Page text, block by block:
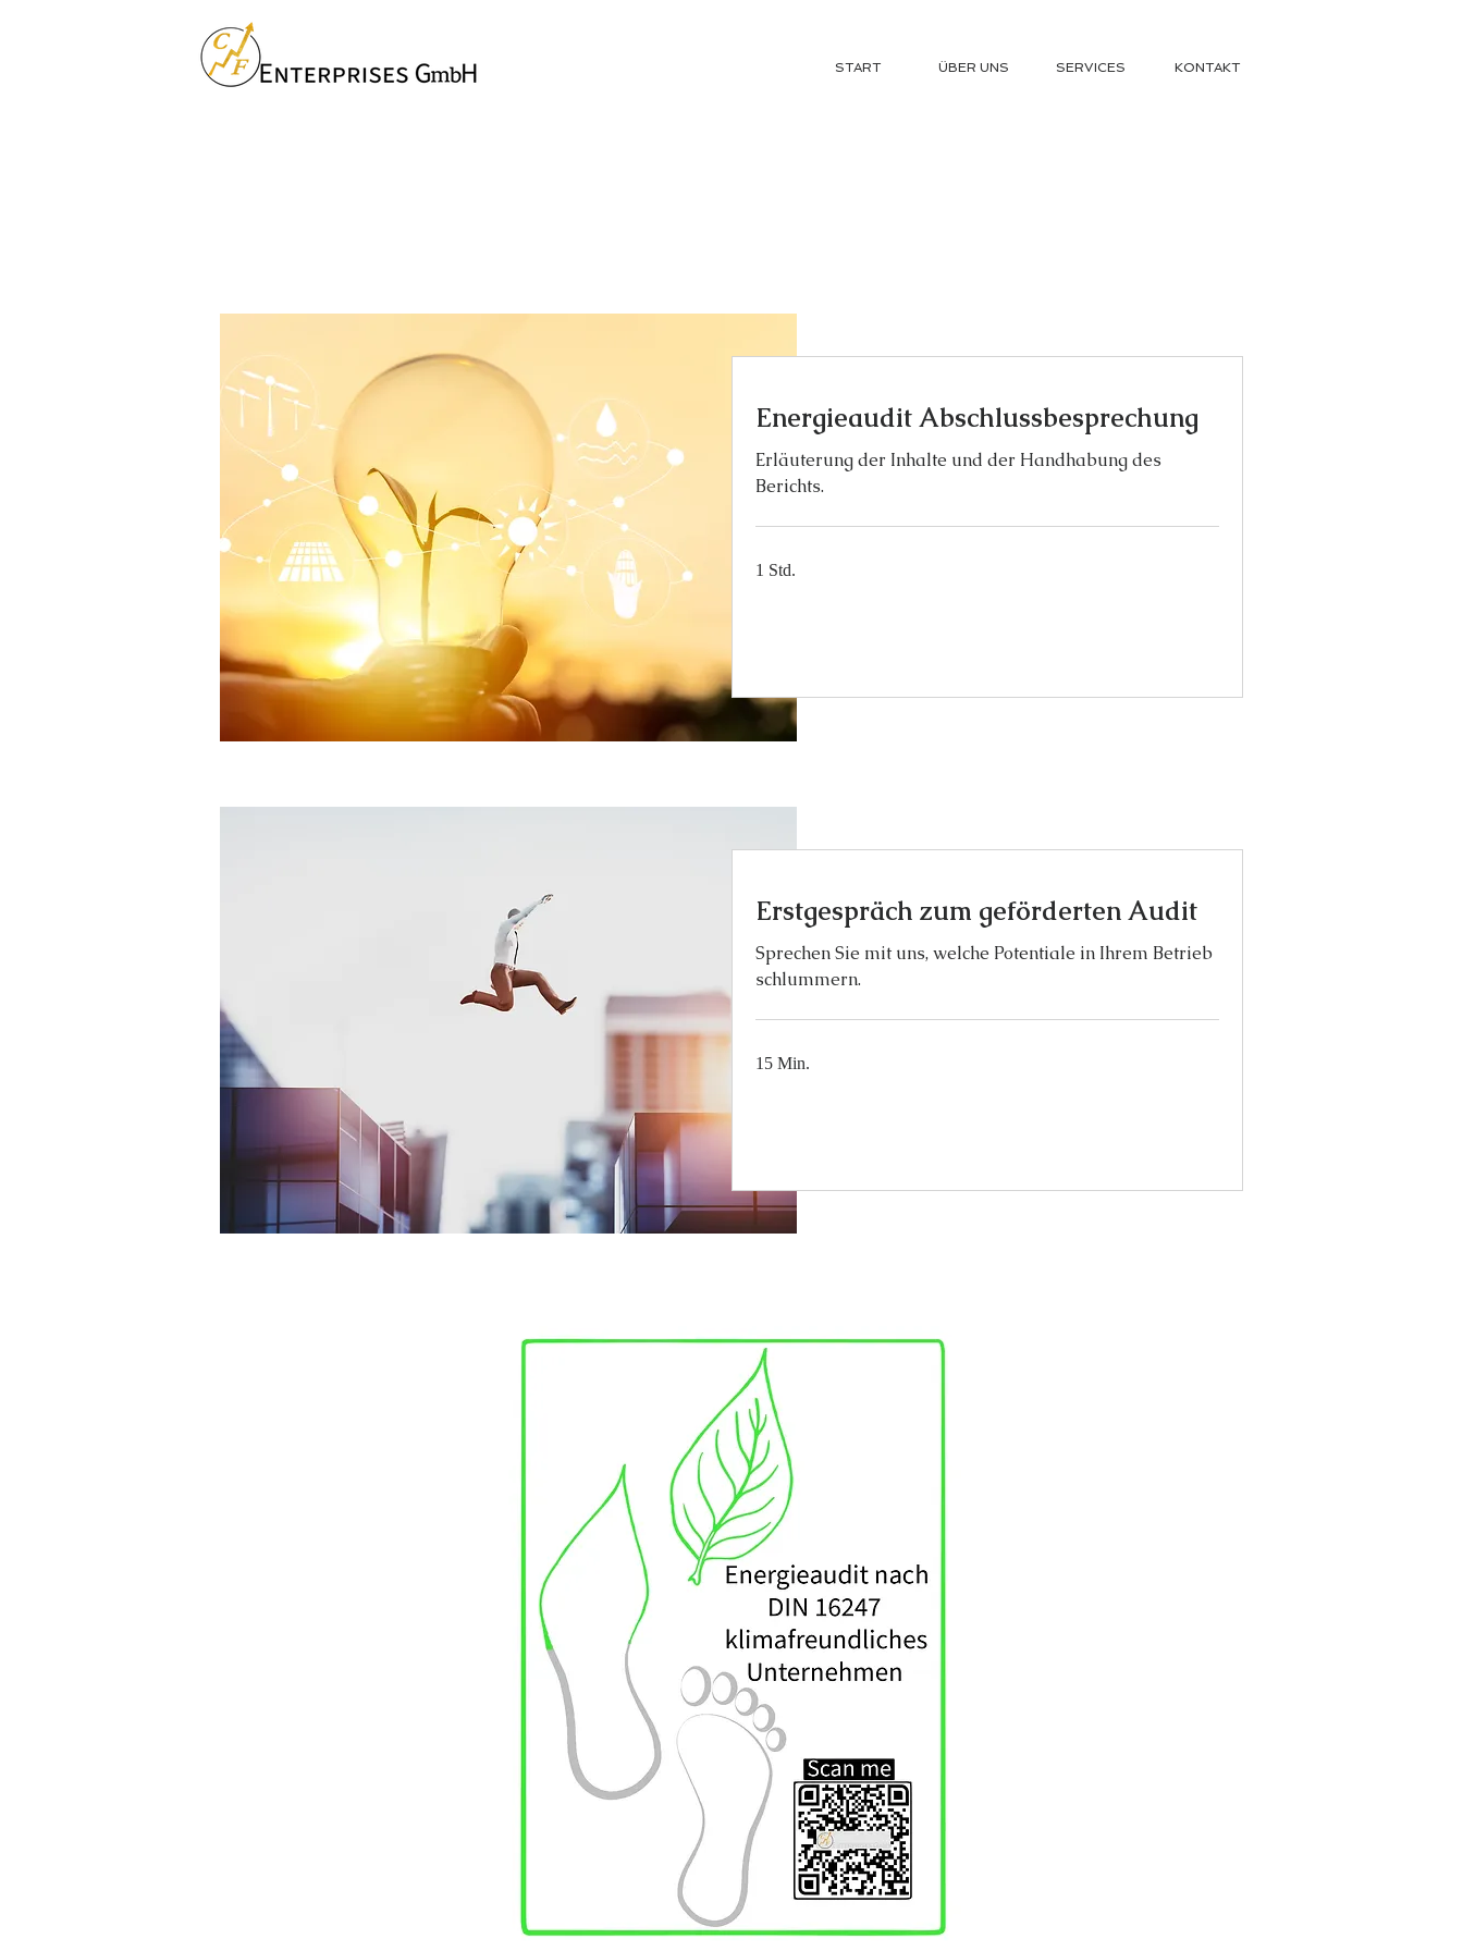
START ÜBER UNS SERVICES KONTAKT
Energieaudit Abschlussbesprechung
Erläuterung der Inhalte und der Handhabung des
Berichts.
1 Std.
Erstgespräch zum geförderten Audit
Sprechen Sie mit uns, welche Potentiale in Ihrem Betrieb
schlummern.
15 Min.